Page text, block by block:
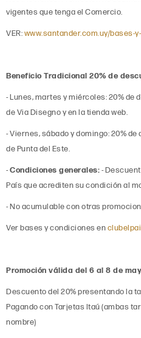
vigentes que tenga el Comercio.
VER:www.santander.com.uy/bases-
Beneficio Tradicional 20% de
- Lunes, martes y miércoles: 20%
de Via Disegno y en la tienda web.
- Viernes, sábado y domingo: 20%
de Punta del Este.
-Condiciones generales:-
País que acrediten su condición al
- No acumulable con otras
Ver bases y condiciones en
Promoción válida del 6 al 8 de
Descuento del 20% presentando la
Pagando con Tarjetas Itaú (ambas
nombre)